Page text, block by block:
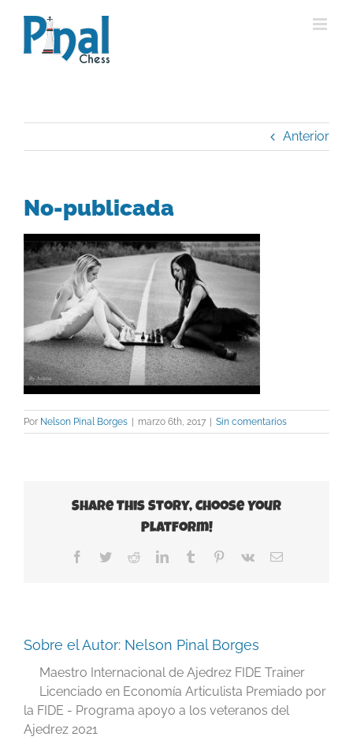
contenido
Anterior
No-publicada
Por Nelson Pinal Borges | marzo 6th, 2017 | Sin comentarios
Share This Story, Choose Your
Platform!
Facebook
TwitterRedditLinkedInTumblr Pinterest
Vk
Correo
Sobre el Autor: Nelson Pinal Borges
Maestro Internacional de Ajedrez FIDE Trainer
Licenciado en Economía Articulista Premiado por
la FIDE - Programa apoyo a los veteranos del
Ajedrez 2021